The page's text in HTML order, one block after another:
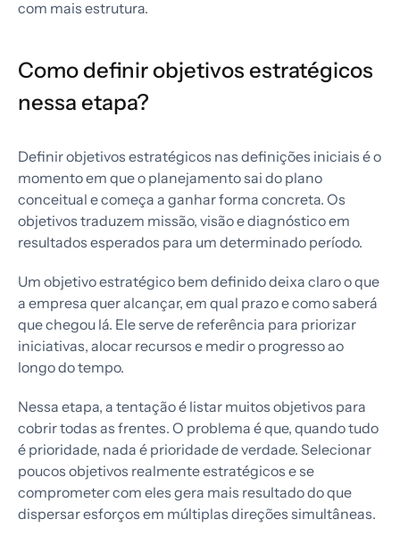
com mais estrutura.
Como definir objetivos estratégicos
nessa etapa?
Definir objetivos estratégicos nas definições iniciais é o
momento em que o planejamento sai do plano
conceitual e começa a ganhar forma concreta. Os
objetivos traduzem missão, visão e diagnóstico em
resultados esperados para um determinado período.
Um objetivo estratégico bem definido deixa claro o que
a empresa quer alcançar, em qual prazo e como saberá
que chegou lá. Ele serve de referência para priorizar
iniciativas, alocar recursos e medir o progresso ao
longo do tempo.
Nessa etapa, a tentação é listar muitos objetivos para
cobrir todas as frentes. O problema é que, quando tudo
é prioridade, nada é prioridade de verdade. Selecionar
poucos objetivos realmente estratégicos e se
comprometer com eles gera mais resultado do que
dispersar esforços em múltiplas direções simultâneas.